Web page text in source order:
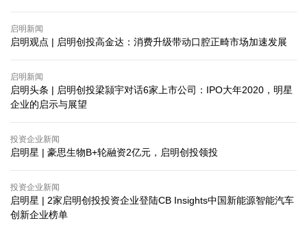
启明新闻
启明观点 | 启明创投高金达：消费升级带动口腔正畸市场加速发展
启明新闻
启明头条 | 启明创投梁颕宇对话6家上市公司：IPO大年2020，明星
企业的启示与展望
投资企业新闻
启明星 | 豪思生物B+轮融资2亿元，启明创投领投
投资企业新闻
启明星 | 2家启明创投投资企业登陆CB Insights中国新能源智能汽车
创新企业榜单